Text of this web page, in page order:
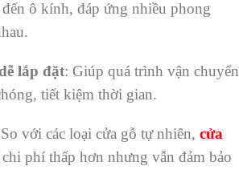
ô kính, đáp ứng nhiều phong
lắp đặt: Giúp quá trình vận chuyển
tiết kiệm thời gian.
với các loại cửa gỗ tự nhiên, cửa
phí thấp hơn nhưng vẫn đảm bảo